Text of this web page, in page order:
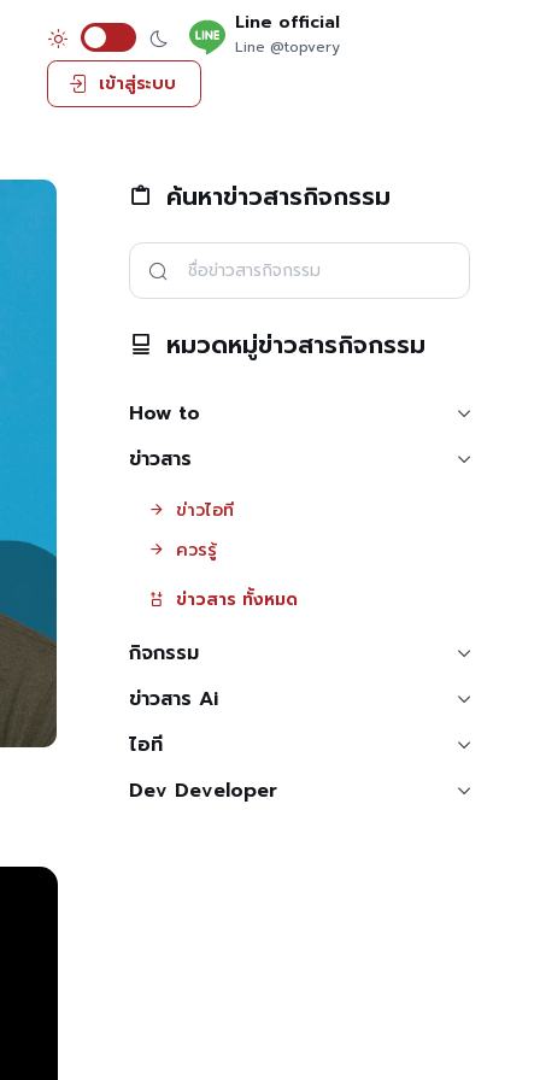
Line official
Line @topvery
เข้าสู่ระบบ
ค้นหาข่าวสารกิจกรรม
หมวดหมู่ข่าวสารกิจกรรม
How to
ข่าวสาร
ข่าวไอที
ควรรู้
ข่าวสาร ทั้งหมด
กิจกรรม
ข่าวสาร Ai
ไอที
Dev Developer